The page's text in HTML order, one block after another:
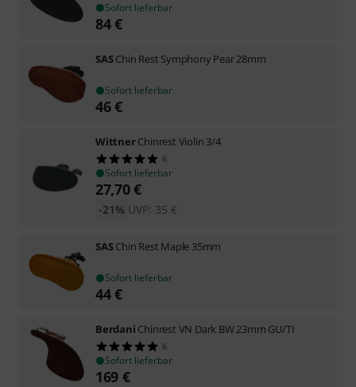
Sofort lieferbar
84€
SASChin Rest Symphony Pear 28mm
Sofort lieferbar
46€
WittnerChinrest Violin 3/4
6
Sofort lieferbar
27,70€
UVP: 35 €
-21%
SASChin Rest Maple 35mm
Sofort lieferbar
44€
Berdani Chinrest VN Dark BW 23mm GU/TI
6
Sofort lieferbar
169 €